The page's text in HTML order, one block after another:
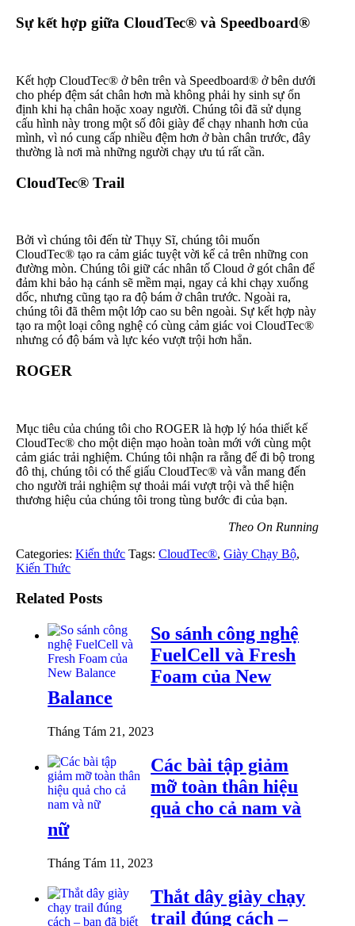
Sự kết hợp giữa CloudTec® và Speedboard®
Kết hợp CloudTec® ở bên trên và Speedboard® ở bên dưới
cho phép đệm sát chân hơn mà không phải hy sinh sự ổn
định khi hạ chân hoặc xoay người. Chúng tôi đã sử dụng
cấu hình này trong một số đôi giày để chạy nhanh hơn của
mình, vì nó cung cấp nhiều đệm hơn ở bàn chân trước, đây
thường là nơi mà những người chạy ưu tú rất cần.
CloudTec® Trail
Bởi vì chúng tôi đến từ Thụy Sĩ, chúng tôi muốn
CloudTec® tạo ra cảm giác tuyệt vời kể cả trên những con
đường mòn. Chúng tôi giữ các nhân tố Cloud ở gót chân để
đảm khi bảo hạ cánh sẽ mềm mại, ngay cả khi chạy xuống
dốc, nhưng cũng tạo ra độ bám ở chân trước. Ngoài ra,
chúng tôi đã thêm một lớp cao su bên ngoài. Sự kết hợp này
tạo ra một loại công nghệ có cùng cảm giác voi CloudTec®
nhưng có độ bám và lực kéo vượt trội hơn hẳn.
ROGER
Mục tiêu của chúng tôi cho ROGER là hợp lý hóa thiết kế
CloudTec® cho một diện mạo hoàn toàn mới với cùng một
cảm giác trải nghiệm. Chúng tôi nhận ra rằng để đi bộ trong
đô thị, chúng tôi có thể giấu CloudTec® và vẫn mang đến
cho người trải nghiệm sự thoải mái vượt trội và thể hiện
thương hiệu của chúng tôi trong tùng bước đi của bạn.
Theo On Running
Categories:Kiến thức Tags:CloudTec®,Giày Chạy Bộ,
Kiến Thức
Related Posts
So sánh công nghệ
FuelCell và Fresh
Foam của New
Balance
Tháng Tám 21, 2023
Các bài tập giảm
mỡ toàn thân hiệu
quả cho cả nam và
nữ
Tháng Tám 11, 2023
Thắt dây giày chạy
trail đúng cách –